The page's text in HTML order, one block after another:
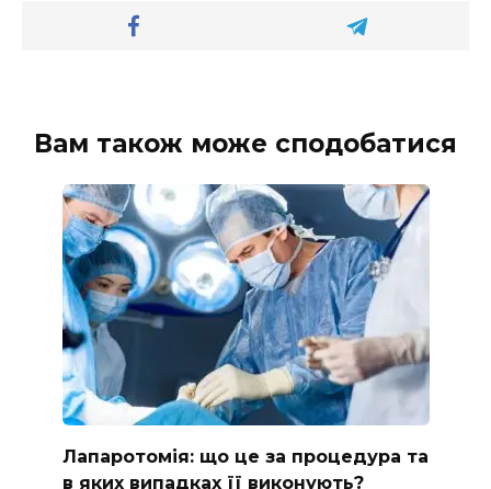
Вам також може сподобатися
Лапаротомія: що це за процедура та
в яких випадках її виконують?